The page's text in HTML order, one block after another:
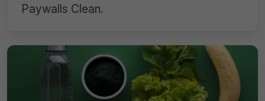
Paywalls Clean.